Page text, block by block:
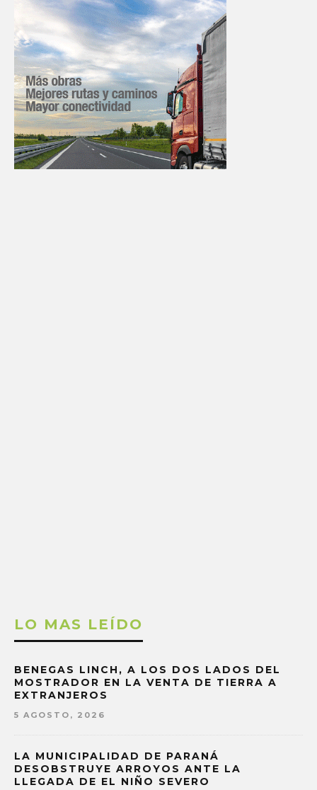
LO MAS LEÍDO
BENEGAS LINCH, A LOS DOS LADOS DEL
MOSTRADOR EN LA VENTA DE TIERRA A
EXTRANJEROS
5 AGOSTO, 2026
LA MUNICIPALIDAD DE PARANÁ
DESOBSTRUYE ARROYOS ANTE LA
LLEGADA DE EL NIÑO SEVERO